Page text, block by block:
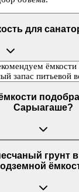
для
запас питьевой
Сарыагаше?
грунт